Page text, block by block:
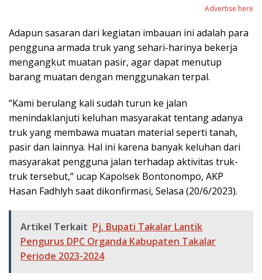
Advertise here
Adapun sasaran dari kegiatan imbauan ini adalah para
pengguna armada truk yang sehari-harinya bekerja
mengangkut muatan pasir, agar dapat menutup
barang muatan dengan menggunakan terpal.
“Kami berulang kali sudah turun ke jalan
menindaklanjuti keluhan masyarakat tentang adanya
truk yang membawa muatan material seperti tanah,
pasir dan lainnya. Hal ini karena banyak keluhan dari
masyarakat pengguna jalan terhadap aktivitas truk-
truk tersebut,” ucap Kapolsek Bontonompo, AKP
Hasan Fadhlyh saat dikonfirmasi, Selasa (20/6/2023).
Artikel Terkait Pj. Bupati Takalar Lantik
Pengurus DPC Organda Kabupaten Takalar
Periode 2023-2024